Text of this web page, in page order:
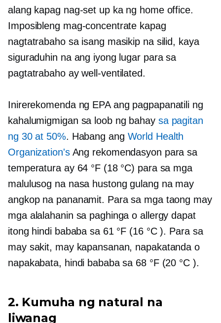
alang kapag nag-set up ka ng home office.
Imposibleng mag-concentrate kapag
nagtatrabaho sa isang masikip na silid, kaya
siguraduhin na ang iyong lugar para sa
pagtatrabaho aywell-ventilated.
Inirerekomenda ng EPA ang pagpapanatili ng
kahalumigmigan sa loob ng bahay sa pagitan
ng 30 at 50%. Habang ang World Health
Organization'sAng rekomendasyon para sa
temperatura ay 64 °F (18 °C) para sa mga
malulusog na nasa hustong gulang na may
angkop na pananamit. Para sa mga taong may
mga alalahanin sa paghinga o allergy dapat
itong hindi bababa sa 61 °F (16 °C ). Para sa
may sakit, may kapansanan, napakatanda o
napakabata, hindi bababa sa 68 °F (20 °C ).
2. Kumuha ng natural na
liwanag